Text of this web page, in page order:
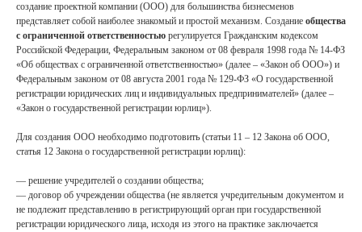
создание проектной компании (ООО) для большинства бизнесменов
представляет собой наиболее знакомый и простой механизм. Создание общества
с ограниченной ответственностью регулируется Гражданским кодексом
Российской Федерации, Федеральным законом от 08 февраля 1998 года № 14-ФЗ
«Об обществах с ограниченной ответственностью» (далее – «Закон об ООО») и
Федеральным законом от 08 августа 2001 года № 129-ФЗ «О государственной
регистрации юридических лиц и индивидуальных предпринимателей» (далее –
«Закон о государственной регистрации юрлиц»).
Для создания ООО необходимо подготовить (статьи 11 – 12 Закона об ООО,
статья 12 Закона о государственной регистрации юрлиц):
— решение учредителей о создании общества;
— договор об учреждении общества (не является учредительным документом и
не подлежит представлению в регистрирующий орган при государственной
регистрации юридического лица, исходя из этого на практике заключается